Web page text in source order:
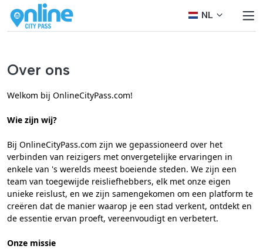
NL
Over ons
Welkom bij OnlineCityPass.com!
Wie zijn wij?
Bij OnlineCityPass.com zijn we gepassioneerd over het
verbinden van reizigers met onvergetelijke ervaringen in
enkele van 's werelds meest boeiende steden. We zijn een
team van toegewijde reisliefhebbers, elk met onze eigen
unieke reislust, en we zijn samengekomen om een platform te
creëren dat de manier waarop je een stad verkent, ontdekt en
de essentie ervan proeft, vereenvoudigt en verbetert.
Onze missie